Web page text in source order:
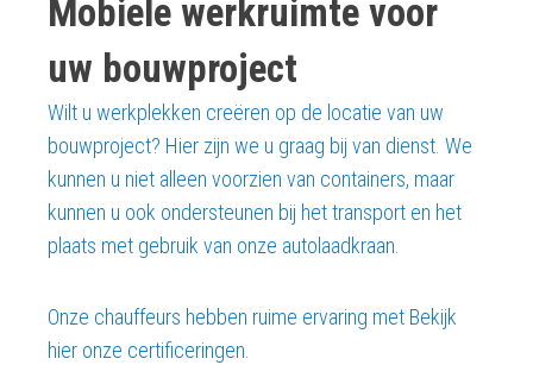
Mobiele werkruimte voor
uw bouwproject
Wilt u werkplekken creëren op de locatie van uw
bouwproject? Hier zijn we u graag bij van dienst. We
kunnen u niet alleen voorzien van containers, maar
kunnen u ook ondersteunen bij het transport en het
plaats met gebruik van onze autolaadkraan.
Onze chauffeurs hebben ruime ervaring met Bekijk
hier onze certificeringen.